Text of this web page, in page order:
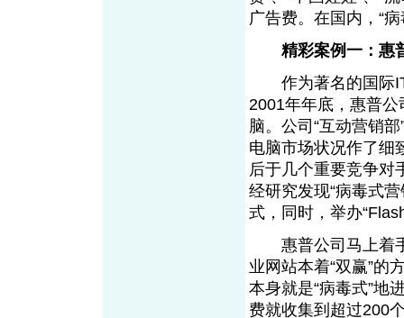
广告费。在国内，“
精彩案例一：惠
作为著名的国际IT
2001年年底，惠普
脑。公司“互动营销
电脑市场状况作了细
后于几个重要竞争对
经研究发现“病毒式
式，同时，举办
惠普公司马上着手
业网站本着“双赢”的
本身就是“病毒式”地
费就收集到超过200